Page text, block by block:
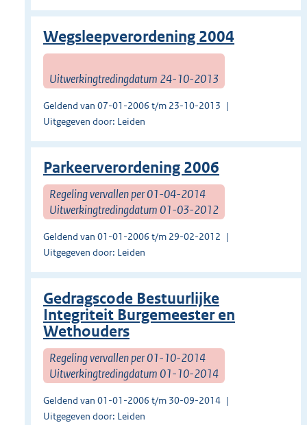
Wegsleepverordening 2004
Uitwerkingtredingdatum 24-10-2013
Geldend van 07-01-2006 t/m 23-10-2013
Uitgegeven door: Leiden
Parkeerverordening 2006
Regeling vervallen per 01-04-2014
Uitwerkingtredingdatum 01-03-2012
Geldend van 01-01-2006 t/m 29-02-2012
Uitgegeven door: Leiden
Gedragscode Bestuurlijke
Integriteit Burgemeester en
Wethouders
Regeling vervallen per 01-10-2014
Uitwerkingtredingdatum 01-10-2014
Geldend van 01-01-2006 t/m 30-09-2014
Uitgegeven door: Leiden